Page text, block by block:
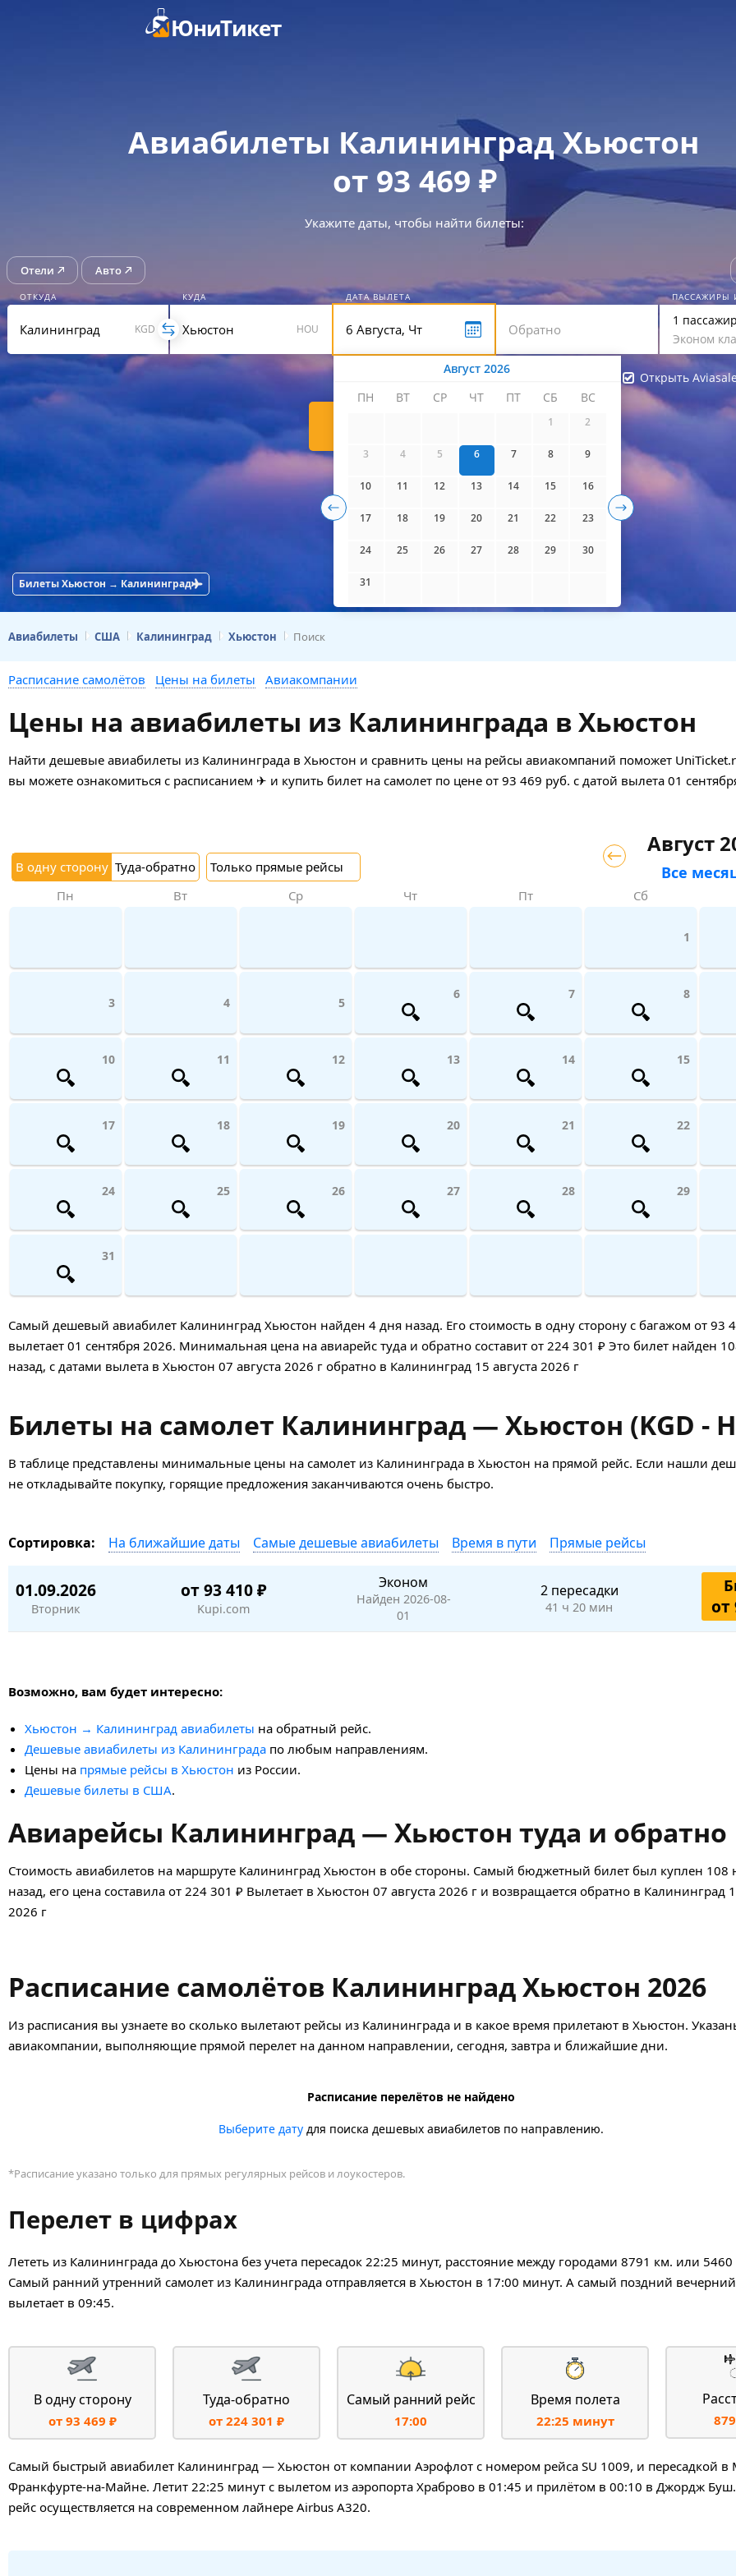
ЮниТикет
Авиабилеты Калининград Хьюстон
от 93 469 ₽
Укажите даты, чтобы найти билеты:
Отели Авто
ОТКУДА
KGD
КУДА
HOU
ДАТА ВЫЛЕТА
Август 2026
ПН
ВТ СР ЧТ ПТ СБ ВС
1 2
3 4 5 6 7 8 9
10 11 12 13 14 15 16
17 18 19 20 21 22 23
24 25 26 27 28 29 30
31
ПАССАЖИРЫ
1 пассажир
Эконом
Открыть
Билеты Хьюстон → Калининград
Авиабилеты США Калининград Хьюстон Поиск
Расписание самолётов Цены на билеты Авиакомпании
Цены на авиабилеты из Калининграда в Хьюстон
Найти дешевые авиабилеты из Калининграда в Хьюстон и сравнить цены на рейсы авиакомпаний поможет
вы можете ознакомиться с расписанием ✈ и купить билет на самолет по цене от 93 469 руб. с датой вылета 01
В одну сторону Туда-обратно Только прямые рейсы
Август
Все
Пн Вт Ср Чт Пт Сб
1
3 4 5
6 7 8
10 11 12 13 14 15
17 18 19 20 21 22
24 25 26 27 28 29
31
Самый дешевый авиабилет Калининград Хьюстон найден 4 дня назад. Его стоимость в одну сторону с багажом от 93
вылетает 01 сентября 2026. Минимальная цена на авиарейс туда и обратно составит от 224 301 ₽ Это билет найден
назад, с датами вылета в Хьюстон 07 августа 2026 г обратно в Калининград 15 августа 2026 г
Билеты на самолет Калининград — Хьюстон (KGD -
В таблице представлены минимальные цены на самолет из Калининграда в Хьюстон на прямой рейс. Если нашли
не откладывайте покупку, горящие предложения заканчиваются очень быстро.
Сортировка: На ближайшие даты Самые дешевые авиабилеты Время в пути Прямые рейсы
01.09.2026
Вторник
от 93 410 ₽
Kupi.com
Эконом
Найден 2026-08-
01
2 пересадки
41 ч 20 мин от
Возможно, вам будет интересно:
Хьюстон → Калининград авиабилеты на обратный рейс.
Дешевые авиабилеты из Калининграда по любым направлениям.
Цены на прямые рейсы в Хьюстон из России.
Дешевые билеты в США.
Авиарейсы Калининград — Хьюстон туда и обратно
Стоимость авиабилетов на маршруте Калининград Хьюстон в обе стороны. Самый бюджетный билет был куплен 108
назад, его цена составила от 224 301 ₽ Вылетает в Хьюстон 07 августа 2026 г и возвращается обратно в Калининград
2026 г
Расписание самолётов Калининград Хьюстон 2026
Из расписания вы узнаете во сколько вылетают рейсы из Калининграда и в какое время прилетают в Хьюстон.
авиакомпании, выполняющие прямой перелет на данном направлении, сегодня, завтра и ближайшие дни.
Расписание перелётов не найдено
Выберите датудля поиска дешевых авиабилетов по направлению.
*Расписание указано только для прямых регулярных рейсов и лоукостеров.
Перелет в цифрах
Лететь из Калининграда до Хьюстона без учета пересадок 22:25 минут, расстояние между городами 8791 км. или
Самый ранний утренний самолет из Калининграда отправляется в Хьюстон в 17:00 минут. А самый поздний
вылетает в 09:45.
В одну сторону
от 93 469 ₽
Туда-обратно
от 224 301 ₽
Самый ранний рейс
17:00
Время полета
22:25 минут
Самый быстрый авиабилет Калининград — Хьюстон от компании Аэрофлот с номером рейса SU 1009, и пересадкой в
Франкфурте-на-Майне. Летит 22:25 минут с вылетом из аэропорта Храброво в 01:45 и прилётом в 00:10 в Джордж
рейс осуществляется на современном лайнере Airbus A320.